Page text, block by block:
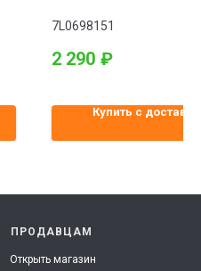
7L0698151
2 290 ₽
Купить с
ПРОДАВЦАМ
Открыть магазин